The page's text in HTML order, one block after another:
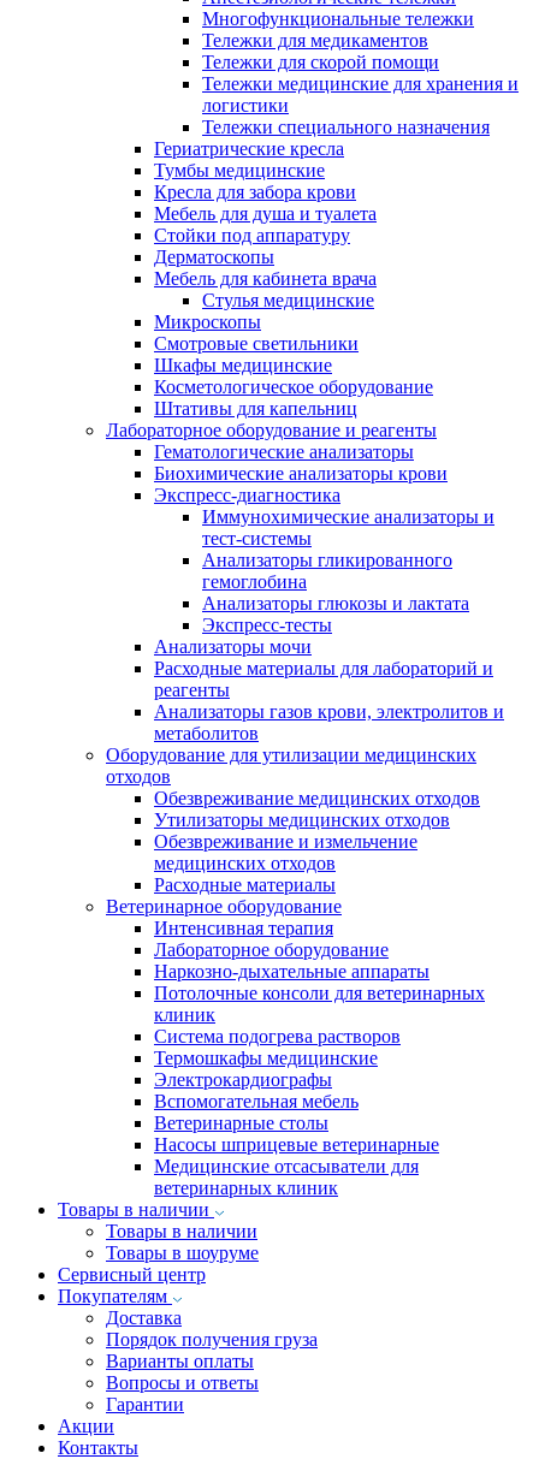
Многофункциональные тележки
Тележки для медикаментов
Тележки для скорой помощи
Тележки медицинские для хранения и
логистики
Тележки специального назначения
Гериатрические кресла
Тумбы медицинские
Кресла для забора крови
Мебель для душа и туалета
Стойки под аппаратуру
Дерматоскопы
Мебель для кабинета врача
Стулья медицинские
Микроскопы
Смотровые светильники
Шкафы медицинские
Косметологическое оборудование
Штативы для капельниц
Лабораторное оборудование и реагенты
Гематологические анализаторы
Биохимические анализаторы крови
Экспресс-диагностика
Иммунохимические анализаторы и
тест-системы
Анализаторы гликированного
гемоглобина
Анализаторы глюкозы и лактата
Экспресс-тесты
Анализаторы мочи
Расходные материалы для лабораторий и
реагенты
Анализаторы газов крови, электролитов и
метаболитов
Оборудование для утилизации медицинских
отходов
Обезвреживание медицинских отходов
Утилизаторы медицинских отходов
Обезвреживание и измельчение
медицинских отходов
Расходные материалы
Ветеринарное оборудование
Интенсивная терапия
Лабораторное оборудование
Наркозно-дыхательные аппараты
Потолочные консоли для ветеринарных
клиник
Система подогрева растворов
Термошкафы медицинские
Электрокардиографы
Вспомогательная мебель
Ветеринарные столы
Насосы шприцевые ветеринарные
Медицинские отсасыватели для
ветеринарных клиник
Товары в наличии
Товары в наличии
Товары в шоуруме
Сервисный центр
Покупателям
Доставка
Порядок получения груза
Варианты оплаты
Вопросы и ответы
Гарантии
Акции
Контакты